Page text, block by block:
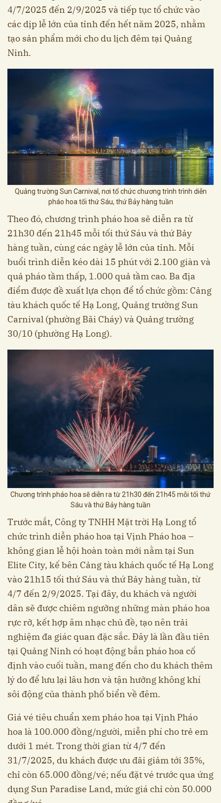
4/7/2025 đến 2/9/2025 và tiếp tục tổ chức vào
các dịp lễ lớn của tỉnh đến hết năm 2025, nhằm
tạo sản phẩm mới cho du lịch đêm tại Quảng
Ninh.
Quảng trường Sun Carnival, nơi tổ chức chương trình trình diễn
pháo hoa tối thứ Sáu, thứ Bảy hàng tuần
Theo đó, chương trình pháo hoa sẽ diễn ra từ
21h30 đến 21h45 mỗi tối thứ Sáu và thứ Bảy
hàng tuần, cùng các ngày lễ lớn của tỉnh. Mỗi
buổi trình diễn kéo dài 15 phút với 2.100 giàn và
quả pháo tầm thấp, 1.000 quả tầm cao. Ba địa
điểm được đề xuất lựa chọn để tổ chức gồm: Cảng
tàu khách quốc tế Hạ Long, Quảng trường Sun
Carnival (phường Bãi Cháy) và Quảng trường
30/10 (phường Hạ Long).
Chương trình pháo hoa sẽ diễn ra từ 21h30 đến 21h45 mỗi tối thứ
Sáu và thứ Bảy hàng tuần
Trước mắt, Công ty TNHH Mặt trời Hạ Long tổ
chức trình diễn pháo hoa tại Vịnh Pháo hoa –
không gian lễ hội hoàn toàn mới nằm tại Sun
Elite City, kế bên Cảng tàu khách quốc tế Hạ Long
vào 21h15 tối thứ Sáu và thứ Bảy hàng tuần, từ
4/7 đến 2/9/2025. Tại đây, du khách và người
dân sẽ được chiêm ngưỡng những màn pháo hoa
rực rỡ, kết hợp âm nhạc chủ đề, tạo nên trải
nghiệm đa giác quan đặc sắc. Đây là lần đầu tiên
tại Quảng Ninh có hoạt động bắn pháo hoa cố
định vào cuối tuần, mang đến cho du khách thêm
lý do để lưu lại lâu hơn và tận hưởng không khí
sôi động của thành phố biển về đêm.
Giá vé tiêu chuẩn xem pháo hoa tại Vịnh Pháo
hoa là 100.000 đồng/người, miễn phí cho trẻ em
dưới 1 mét. Trong thời gian từ 4/7 đến
31/7/2025, du khách được ưu đãi giảm tới 35%,
chỉ còn 65.000 đồng/vé; nếu đặt vé trước qua ứng
dụng Sun Paradise Land, mức giá chỉ còn 50.000